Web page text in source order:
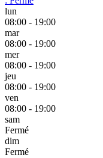
lun
08:00 - 19:00
mar
08:00 - 19:00
mer
08:00 - 19:00
jeu
08:00 - 19:00
ven
08:00 - 19:00
sam
Fermé
dim
Fermé